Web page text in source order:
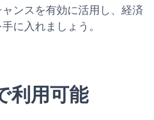
ンスを有効に活用し、経済
に入れましょう。
利用可能